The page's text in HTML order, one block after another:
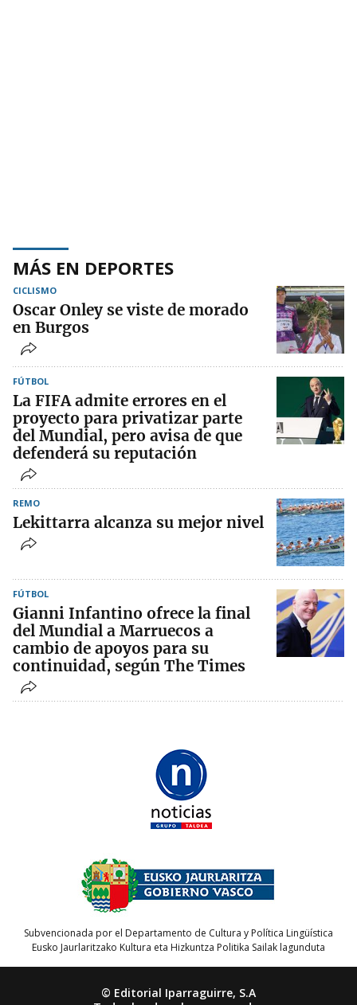
MÁS EN DEPORTES
CICLISMO
Oscar Onley se viste de morado
en Burgos
FÚTBOL
La FIFA admite errores en el
proyecto para privatizar parte
del Mundial, pero avisa de que
defenderá su reputación
REMO
Lekittarra alcanza su mejor nivel
FÚTBOL
Gianni Infantino ofrece la final
del Mundial a Marruecos a
cambio de apoyos para su
continuidad, según The Times
Subvencionada por el Departamento de Cultura y Política Lingüística
Eusko Jaurlaritzako Kultura eta Hizkuntza Politika Sailak lagunduta
© Editorial Iparraguirre, S.A